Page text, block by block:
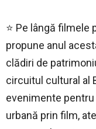
⭐ Pe lângă filmele
propune anul
clădiri de
circuitul cultural al
evenimente
urbană prin film,